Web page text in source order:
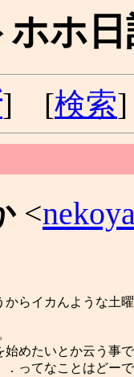
ホ日
] [検索]
<
らイカんような土
めたいとか云う事
ってなことはどー